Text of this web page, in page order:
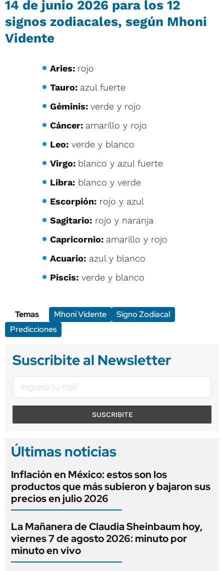
14 de junio 2026 para los 12
signos zodiacales, según Mhoni
Vidente
Aries: rojo
Tauro: azul fuerte
Géminis: verde y rojo
Cáncer: amarillo y rojo
Leo: verde y blanco
Virgo: blanco y azul fuerte
Libra: blanco y verde
Escorpión: rojo y azul
Sagitario: rojo y naranja
Capricornio: amarillo y rojo
Acuario: azul y blanco
Piscis: verde y blanco
Temas Mhoni Vidente
Signo Zodiacal
Predicciones
Suscribite al Newsletter
SUSCRIBITE
Últimas noticias
Inflación en México: estos son los
productos que más subieron y bajaron sus
precios en julio 2026
La Mañanera de Claudia Sheinbaum hoy,
viernes 7 de agosto 2026: minuto por
minuto en vivo